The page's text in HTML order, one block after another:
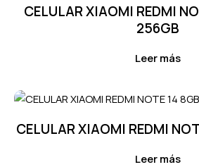
CELULAR XIAOMI REDMI
256GB
Leer más
CELULAR XIAOMI REDMI
Leer más